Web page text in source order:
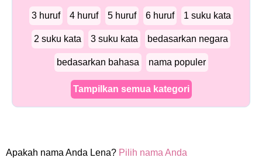
3 huruf 4 huruf 5 huruf 6 huruf 1 suku kata
2 suku kata 3 suku kata bedasarkan negara
bedasarkan bahasa nama populer
Tampilkan semua kategori
Apakah nama Anda Lena? Pilih nama Anda